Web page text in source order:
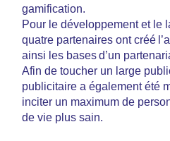
gamification.
Pour le développement et le
quatre partenaires ont créé
ainsi les bases d’un
Afin de toucher un large
publicitaire a également été
inciter un maximum de
de vie plus sain.